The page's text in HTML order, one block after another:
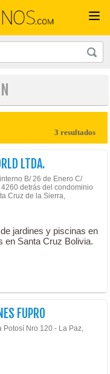
3 resultados
LTDA.
B/ 26 de Enero C/
detrás del condominio
Cruz de la Sierra,
jardines y piscinas en
en Santa Cruz Bolivia.
FUPRO
Potosí Nro 120 - La Paz,